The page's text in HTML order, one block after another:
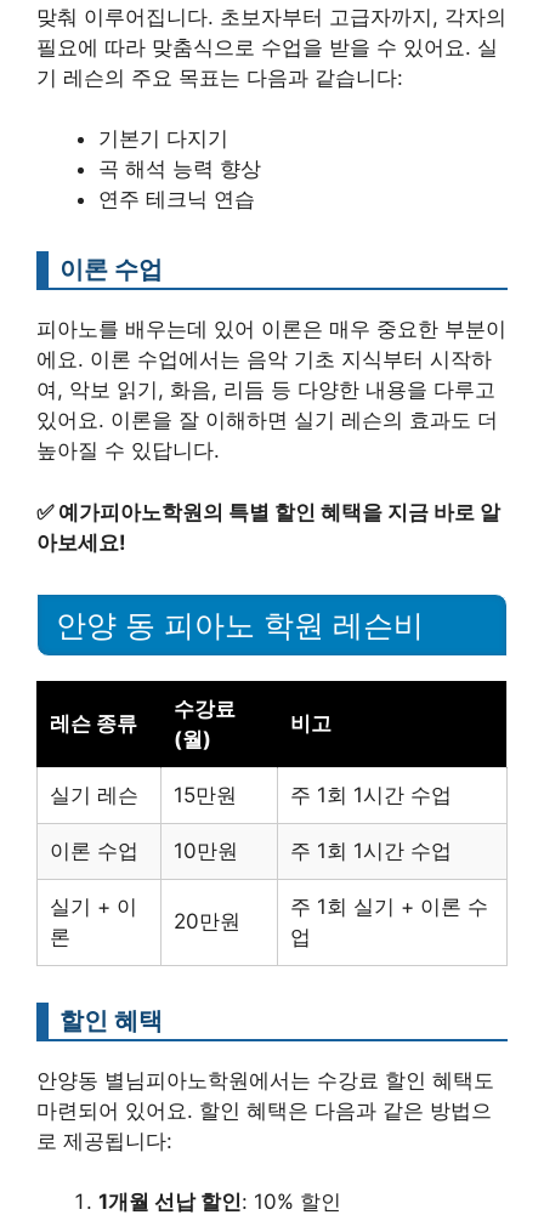
맞춰 이루어집니다. 초보자부터 고급자까지, 각자의
필요에 따라 맞춤식으로 수업을 받을 수 있어요. 실
기 레슨의 주요 목표는 다음과 같습니다:
기본기 다지기
곡 해석 능력 향상
연주 테크닉 연습
이론 수업
피아노를 배우는데 있어 이론은 매우 중요한 부분이
에요. 이론 수업에서는 음악 기초 지식부터 시작하
여, 악보 읽기, 화음, 리듬 등 다양한 내용을 다루고
있어요. 이론을 잘 이해하면 실기 레슨의 효과도 더
높아질 수 있답니다.
✅ 예가피아노학원의 특별 할인 혜택을 지금 바로 알
아보세요!
안양 동 피아노 학원 레슨비
레슨 종류
수강료
(월)
비고
실기 레슨 15만원 주 1회 1시간 수업
이론 수업 10만원 주 1회 1시간 수업
실기 + 이
론
20만원
주 1회 실기 + 이론 수
업
할인 혜택
안양동 별님피아노학원에서는 수강료 할인 혜택도
마련되어 있어요. 할인 혜택은 다음과 같은 방법으
로 제공됩니다:
1개월 선납 할인: 10% 할인